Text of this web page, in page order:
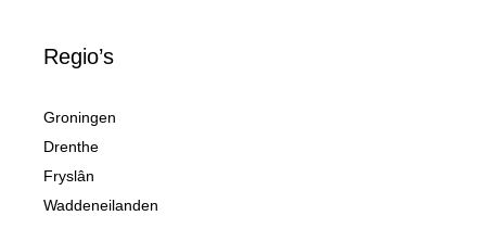
Regio’s
Groningen
Drenthe
Fryslân
Waddeneilanden